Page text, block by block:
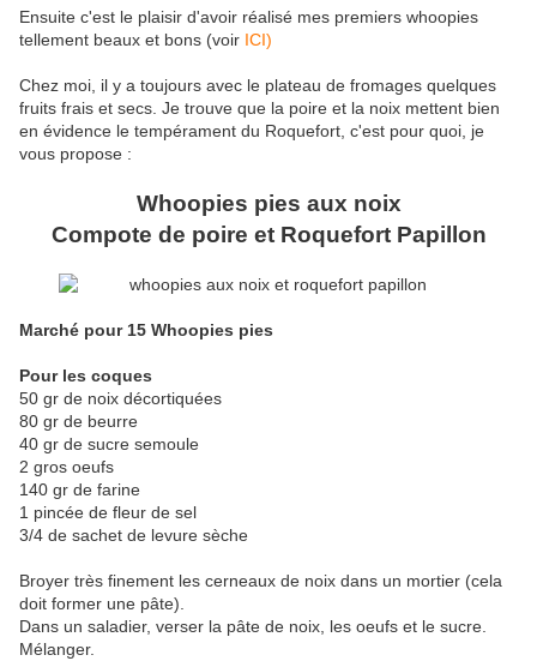
Ensuite c'est le plaisir d'avoir réalisé mes premiers whoopies
tellement beaux et bons (voir ICI)
Chez moi, il y a toujours avec le plateau de fromages quelques
fruits frais et secs. Je trouve que la poire et la noix mettent bien
en évidence le tempérament du Roquefort, c'est pour quoi, je
vous propose :
Whoopies pies aux noix
Compote de poire et Roquefort Papillon
Marché pour 15 Whoopies pies
Pour les coques
50 gr de noix décortiquées
80 gr de beurre
40 gr de sucre semoule
2 gros oeufs
140 gr de farine
1 pincée de fleur de sel
3/4 de sachet de levure sèche
Broyer très finement les cerneaux de noix dans un mortier (cela
doit former une pâte).
Dans un saladier, verser la pâte de noix, les oeufs et le sucre.
Mélanger.